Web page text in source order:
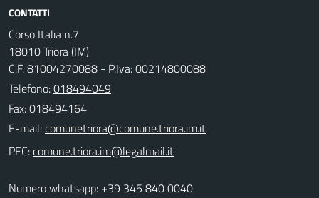
CONTATTI
Corso Italia n.7
18010 Triora (IM)
C.F. 81004270088 - P.Iva: 00214800088
Telefono:018494049
Fax: 018494164
E-mail:
PEC:
Numero whatsapp: +39 345 840 0040